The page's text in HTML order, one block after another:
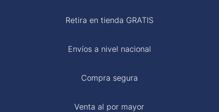
Retira en tienda GRATIS
Envíos a nivel nacional
Compra segura
Venta al por mayor